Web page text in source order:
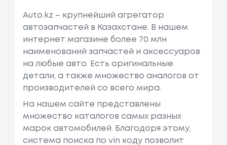
Auto.kz – крупнейший агрегатор
автозапчастей в Казахстане. В нашем
интернет магазине более 70 млн
наименований запчастей и аксессуаров
на любые авто. Есть оригинальные
детали, а также множество аналогов от
производителей со всего мира.
На нашем сайте представлены
множество каталогов самых разных
марок автомобилей. Благодоря этому,
система поиска по vin коду позволит